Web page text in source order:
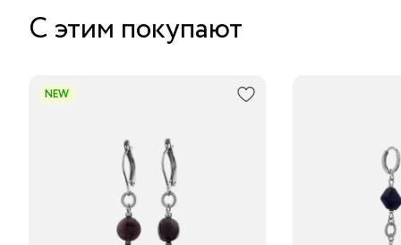
С этим покупают
NEW